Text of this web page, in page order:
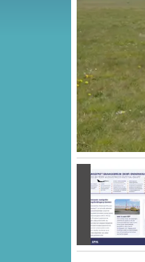
Vorige